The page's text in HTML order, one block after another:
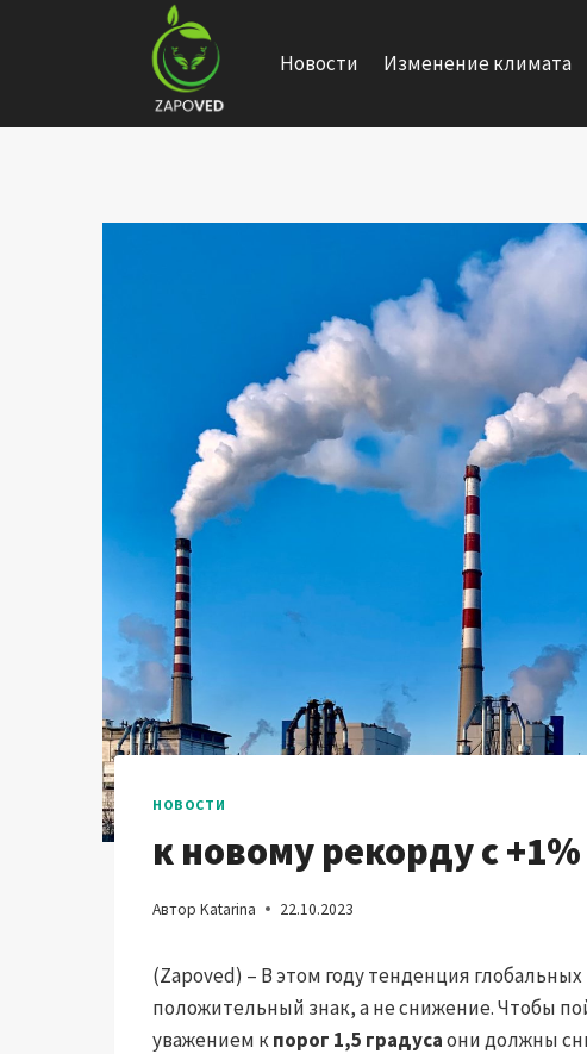
Новости Изменение климата
НОВОСТИ
к новому рекорду с +1%
Автор Katarina 22.10.2023
(Zapoved) – В этом году тенденция
положительный знак, а не снижение. Чтобы
уважением кпорог 1,5 градусаони должны